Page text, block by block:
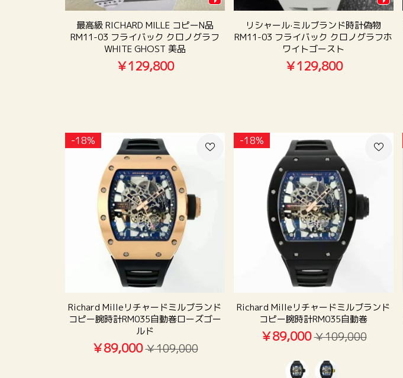
最高級 RICHARD MILLE コピーN品
RM11-03 フライバック クロノグラフ
WHITE GHOST 美品
￥129,800
リシャール·ミルブランド時計偽物
RM11-03 フライバック クロノグラフホ
ワイトゴースト
￥129,800
-18%
Richard Milleリチャードミルブランド
コピー腕時計RM035自動巻ローズゴー
ルド
￥89,000 ￥109,000
-18%
Richard Milleリチャードミルブランド
コピー腕時計RM035自動巻
￥89,000 ￥109,000